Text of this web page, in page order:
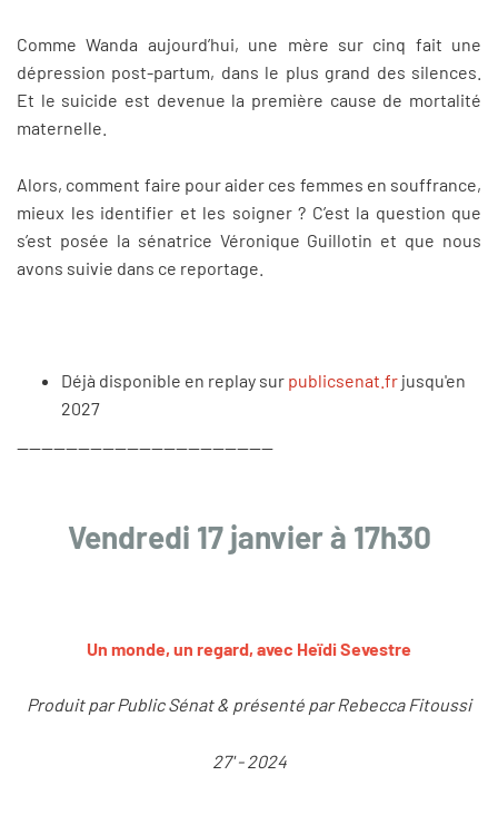
Comme Wanda aujourd’hui, une mère sur cinq fait une
dépression post-partum, dans le plus grand des silences.
Et le suicide est devenue la première cause de mortalité
maternelle.
Alors, comment faire pour aider ces femmes en souffrance,
mieux les identifier et les soigner ? C’est la question que
s’est posée la sénatrice Véronique Guillotin et que nous
avons suivie dans ce reportage.
Déjà disponible en replay sur publicsenat.fr jusqu'en
2027
------------------------------------------
Vendredi 17 janvier à 17h30
Un monde, un regard, avec Heïdi Sevestre
Produit par Public Sénat & présenté par Rebecca Fitoussi
27' - 2024